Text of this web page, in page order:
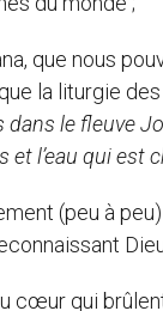
que nous
la liturgie
dans le fleuve
et l’eau qui est
(peu à peu)
qui brûlent